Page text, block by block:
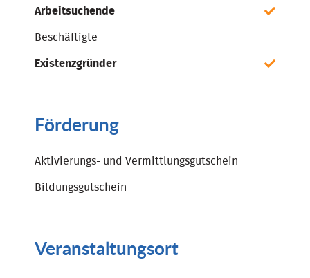
Arbeitsuchende
Beschäftigte
Existenzgründer
Förderung
Aktivierungs- und Vermittlungsgutschein
Bildungsgutschein
Veranstaltungsort